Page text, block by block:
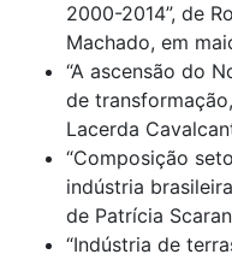
2000-2014”, de
Machado, em
“A ascensão do
de
Lacerda
“Composição
indústria
de Patrícia
“Indústria de